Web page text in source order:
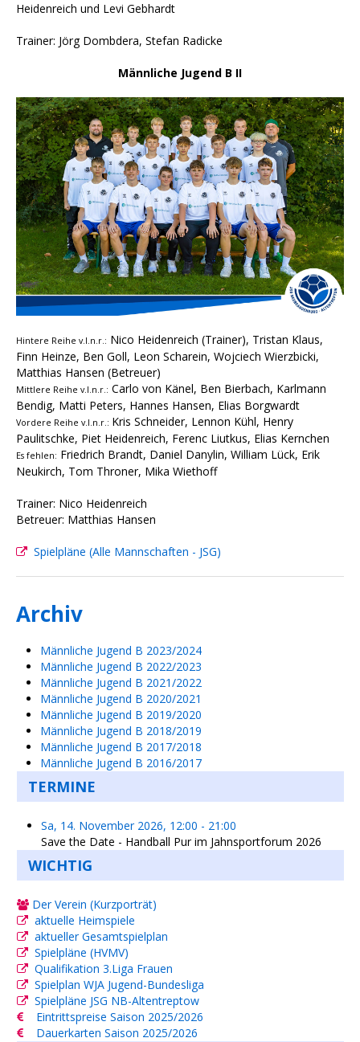
Heidenreich und Levi Gebhardt
Trainer: Jörg Dombdera, Stefan Radicke
Männliche Jugend B II
Hintere Reihe v.l.n.r.: Nico Heidenreich (Trainer), Tristan Klaus,
Finn Heinze, Ben Goll, Leon Scharein, Wojciech Wierzbicki,
Matthias Hansen (Betreuer)
Mittlere Reihe v.l.n.r.: Carlo von Känel, Ben Bierbach, Karlmann
Bendig, Matti Peters, Hannes Hansen, Elias Borgwardt
Vordere Reihe v.l.n.r.: Kris Schneider, Lennon Kühl, Henry
Paulitschke, Piet Heidenreich, Ferenc Liutkus, Elias Kernchen
Es fehlen: Friedrich Brandt, Daniel Danylin, William Lück, Erik
Neukirch, Tom Throner, Mika Wiethoff
Trainer: Nico Heidenreich
Betreuer: Matthias Hansen
Spielpläne (Alle Mannschaften - JSG)
Archiv
Männliche Jugend B 2023/2024
Männliche Jugend B 2022/2023
Männliche Jugend B 2021/2022
Männliche Jugend B 2020/2021
Männliche Jugend B 2019/2020
Männliche Jugend B 2018/2019
Männliche Jugend B 2017/2018
Männliche Jugend B 2016/2017
TERMINE
Sa, 14. November 2026, 12:00 - 21:00
Save the Date - Handball Pur im Jahnsportforum 2026
WICHTIG
Der Verein (Kurzporträt)
aktuelle Heimspiele
aktueller Gesamtspielplan
Spielpläne (HVMV)
Qualifikation 3.Liga Frauen
Spielplan WJA Jugend-Bundesliga
Spielpläne JSG NB-Altentreptow
Eintrittspreise Saison 2025/2026
Dauerkarten Saison 2025/2026